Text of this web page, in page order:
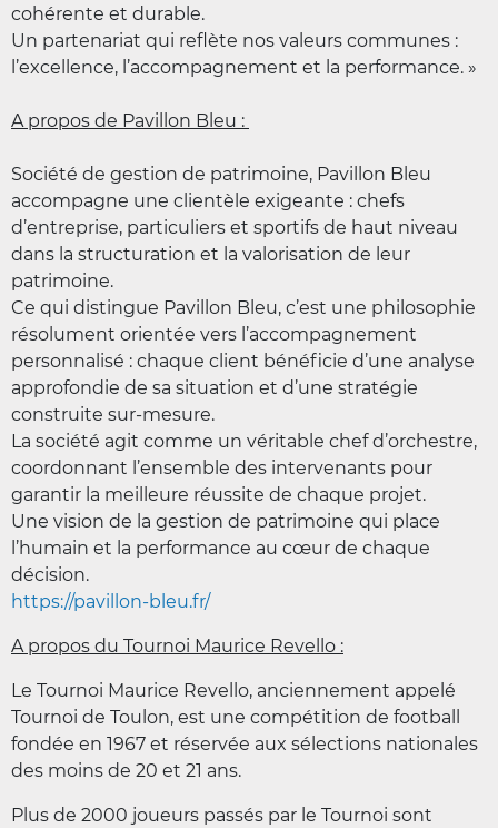
cohérente et durable.
Un partenariat qui reflète nos valeurs communes :
l’excellence, l’accompagnement et la performance. »
A propos de Pavillon Bleu :
Société de gestion de patrimoine, Pavillon Bleu
accompagne une clientèle exigeante : chefs
d’entreprise, particuliers et sportifs de haut niveau
dans la structuration et la valorisation de leur
patrimoine.
Ce qui distingue Pavillon Bleu, c’est une philosophie
résolument orientée vers l’accompagnement
personnalisé : chaque client bénéficie d’une analyse
approfondie de sa situation et d’une stratégie
construite sur-mesure.
La société agit comme un véritable chef d’orchestre,
coordonnant l’ensemble des intervenants pour
garantir la meilleure réussite de chaque projet.
Une vision de la gestion de patrimoine qui place
l’humain et la performance au cœur de chaque
décision.
https://pavillon-bleu.fr/
A propos du Tournoi Maurice Revello :
Le Tournoi Maurice Revello, anciennement appelé
Tournoi de Toulon, est une compétition de football
fondée en 1967 et réservée aux sélections nationales
des moins de 20 et 21 ans.
Plus de 2000 joueurs passés par le Tournoi sont